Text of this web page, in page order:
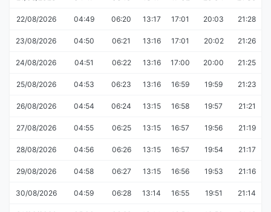
22/08/2026 04:49 06:20 13:17 17:01 20:03 21:28
23/08/2026 04:50 06:21 13:16 17:01 20:02 21:26
24/08/2026 04:51 06:22 13:16 17:00 20:00 21:25
25/08/2026 04:53 06:23 13:16 16:59 19:59 21:23
26/08/2026 04:54 06:24 13:15 16:58 19:57 21:21
27/08/2026 04:55 06:25 13:15 16:57 19:56 21:19
28/08/2026 04:56 06:26 13:15 16:57 19:54 21:17
29/08/2026 04:58 06:27 13:15 16:56 19:53 21:16
30/08/2026 04:59 06:28 13:14 16:55 19:51 21:14